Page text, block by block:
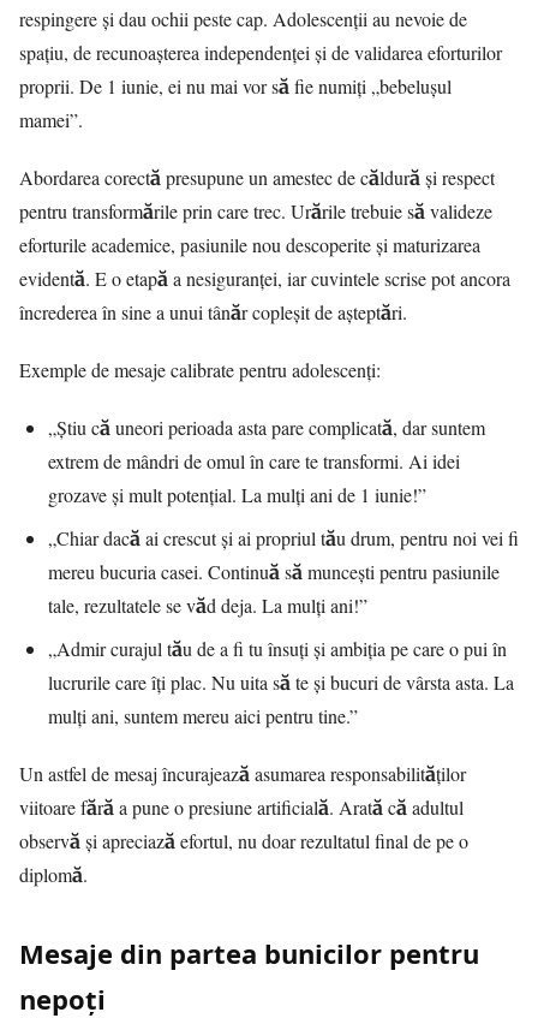
respingere și dau ochii peste cap. Adolescenții au nevoie de
spațiu, de recunoașterea independenței și de validarea eforturilor
proprii. De 1 iunie, ei nu mai vor să fie numiți „bebelușul
mamei”.
Abordarea corectă presupune un amestec de căldură și respect
pentru transformările prin care trec. Urările trebuie să valideze
eforturile academice, pasiunile nou descoperite și maturizarea
evidentă. E o etapă a nesiguranței, iar cuvintele scrise pot ancora
încrederea în sine a unui tânăr copleșit de așteptări.
Exemple de mesaje calibrate pentru adolescenți:
„Știu că uneori perioada asta pare complicată, dar suntem
extrem de mândri de omul în care te transformi. Ai idei
grozave și mult potențial. La mulți ani de 1 iunie!”
„Chiar dacă ai crescut și ai propriul tău drum, pentru noi vei fi
mereu bucuria casei. Continuă să muncești pentru pasiunile
tale, rezultatele se văd deja. La mulți ani!”
„Admir curajul tău de a fi tu însuți și ambiția pe care o pui în
lucrurile care îți plac. Nu uita să te și bucuri de vârsta asta. La
mulți ani, suntem mereu aici pentru tine.”
Un astfel de mesaj încurajează asumarea responsabilităților
viitoare fără a pune o presiune artificială. Arată că adultul
observă și apreciază efortul, nu doar rezultatul final de pe o
diplomă.
Mesaje din partea bunicilor pentru
nepoți